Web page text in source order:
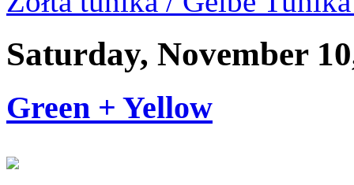
Saturday, November
Green + Yellow